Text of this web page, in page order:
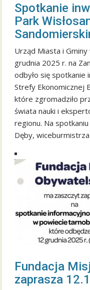
Spotkanie
Park
Urząd Miasta i
grudnia 2025 r. na
odbyło się
Strefy Ekonomicznej
które zgromadziło
świata nauki i
regionu. Na
Dęby,
Fundacja
zaprasza